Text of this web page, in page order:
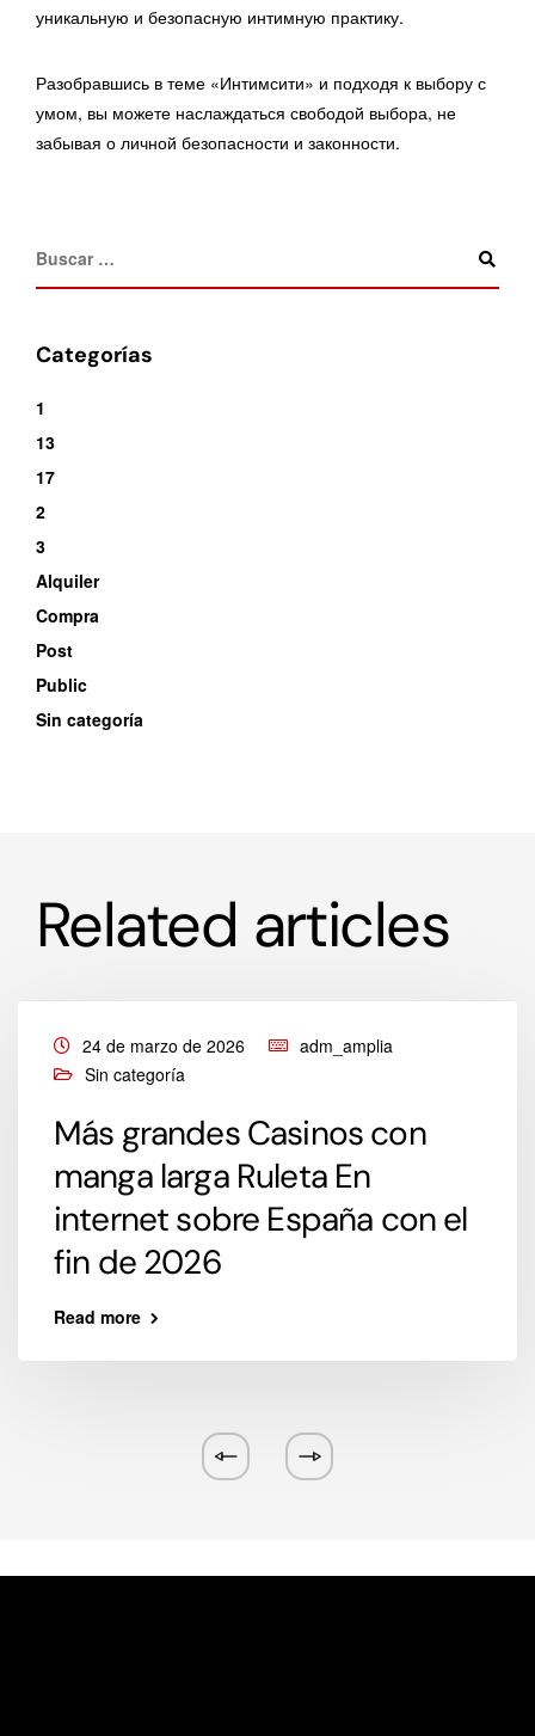
уникальную и безопасную интимную практику.
Разобравшись в теме «Интимсити» и подходя к выбору с
умом, вы можете наслаждаться свободой выбора, не
забывая о личной безопасности и законности.
Categorías
1
13
17
2
3
Alquiler
Compra
Post
Public
Sin categoría
Related articles
24 de marzo de 2026
adm_amplia
Sin categoría
Más grandes Casinos con
manga larga Ruleta En
internet sobre España con el
fin de 2026
Read more